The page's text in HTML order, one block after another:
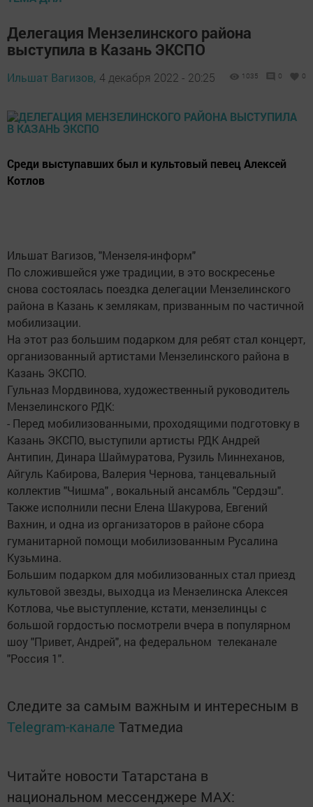
Делегация Мензелинского района
выступила в Казань ЭКСПО
Ильшат Вагизов, 4 декабря 2022 - 20:25 1035 0 0
Среди выступавших был и культовый певец Алексей
Котлов
Ильшат Вагизов, "Мензеля-информ"
По сложившейся уже традиции, в это воскресенье
снова состоялась поездка делегации Мензелинского
района в Казань к землякам, призванным по частичной
мобилизации.
На этот раз большим подарком для ребят стал концерт,
организованный артистами Мензелинского района в
Казань ЭКСПО.
Гульназ Мордвинова, художественный руководитель
Мензелинского РДК:
- Перед мобилизованными, проходящими подготовку в
Казань ЭКСПО, выступили артисты РДК Андрей
Антипин, Динара Шаймуратова, Рузиль Миннеханов,
Айгуль Кабирова, Валерия Чернова, танцевальный
коллектив "Чишма" , вокальный ансамбль "Сердэш".
Также исполнили песни Елена Шакурова, Евгений
Вахнин, и одна из организаторов в районе сбора
гуманитарной помощи мобилизованным Русалина
Кузьмина.
Большим подарком для мобилизованных стал приезд
культовой звезды, выходца из Мензелинска Алексея
Котлова, чье выступление, кстати, мензелинцы с
большой гордостью посмотрели вчера в популярном
шоу "Привет, Андрей", на федеральном телеканале
"Россия 1".
Следите за самым важным и интересным в
Telegram-канале Татмедиа
Читайте новости Татарстана в
национальном мессенджере MАХ: